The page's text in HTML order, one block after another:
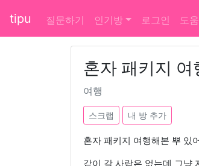
tipu 질문하기 인기방 로그인 도
혼자 패키지
여행
스크랩 내 방 추가
혼자 패키지 여행해본 뿌 있
같이 갈 사람은 없는데 그냥